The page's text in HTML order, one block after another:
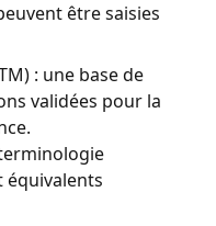
être saisies
: une base de
validées pour la
équivalents